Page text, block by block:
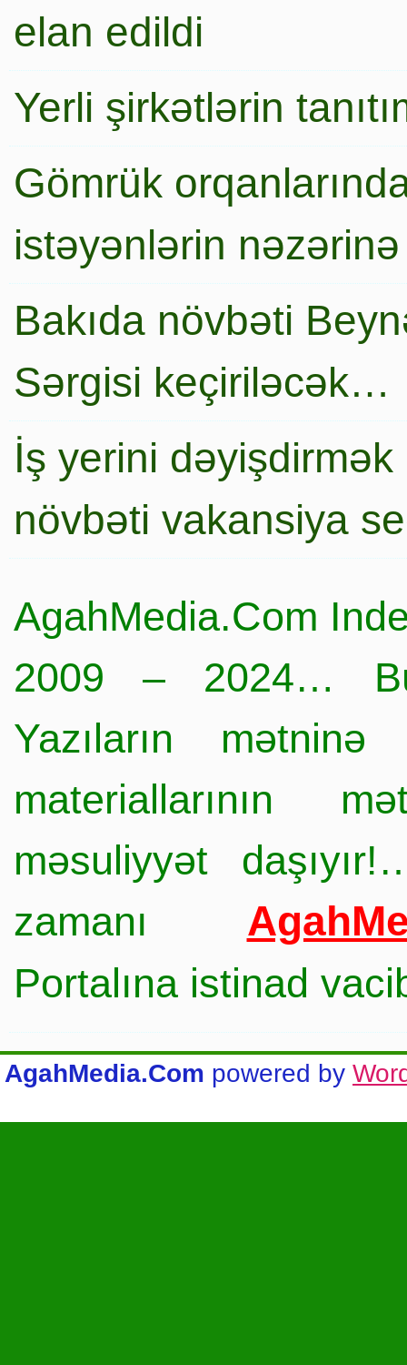
elan edildi
Yerli şirkətlərin
Gömrük
istəyənlərin nəzərinə
Bakıda növbəti
Sərgisi keçiriləcək…
İş yerini
növbəti vakansiya
AgahMedia.Com
2009 – 2024…
Yazıların
materiallarının
məsuliyyət
zamanı
Portalına istinad
AgahMedia.Com powered by